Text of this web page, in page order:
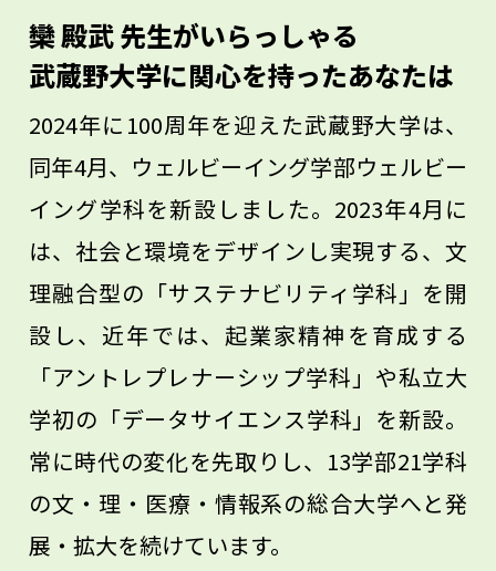
これからは、AIと人間がそれぞれの得意な
ことを活かしながら、助け合っていく時代
きな意味があるのです。
欒 殿武 先生がいらっしゃる
武蔵野大学に関心を持ったあなたは
2024年に100周年を迎えた武蔵野大学は、
同年4月、ウェルビーイング学部ウェルビー
イング学科を新設しました。2023年4月に
は、社会と環境をデザインし実現する、文
理融合型の「サステナビリティ学科」を開
設し、近年では、起業家精神を育成する
「アントレプレナーシップ学科」や私立大
学初の「データサイエンス学科」を新設。
常に時代の変化を先取りし、13学部21学科
の文・理・医療・情報系の総合大学へと発
展・拡大を続けています。